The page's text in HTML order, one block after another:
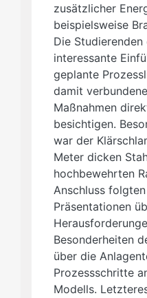
zusätzlicher
beispielsweise
Die
interessante
geplante
damit
Maßnahmen
besichtigen.
war der
Meter dicken
hochbewehrten
Anschluss
Präsentationen
Besonderheiten
über die
Prozessschritte
Modells.